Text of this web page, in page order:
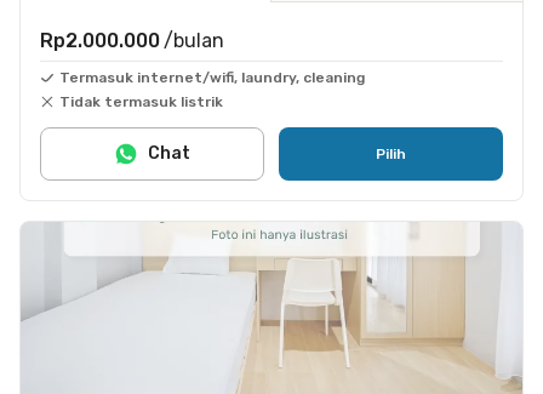
Rp2.000.000 /bulan
Termasuk internet/wifi, laundry, cleaning
Tidak termasuk listrik
Pilih
Chat